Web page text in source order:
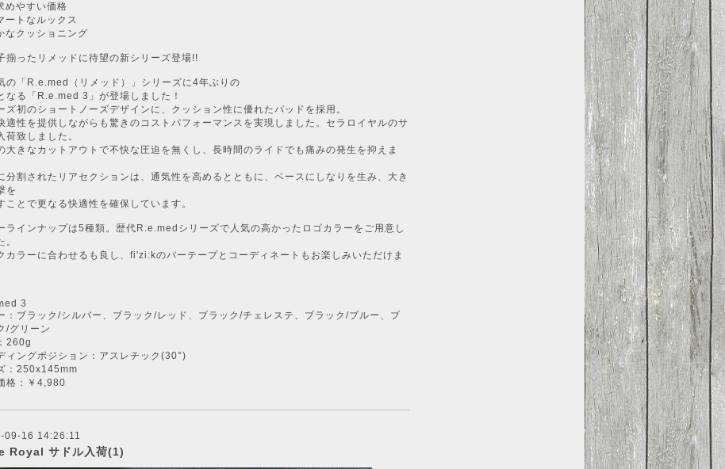
めやすい価格
ートなルックス
なクッショニング
揃ったリメッドに待望の新シリーズ登場!!
の「R.e.med（リメッド）」シリーズに4年ぶりの
なる「R.e.med 3」が登場しました！
ズ初のショートノーズデザインに、クッション性に優れたパッドを採用。
適性を提供しながらも驚きのコストパフォーマンスを実現しました。セラロイヤルのサ
荷致しました。
大きなカットアウトで不快な圧迫を無くし、長時間のライドでも痛みの発生を抑えま
分割されたリアセクションは、通気性を高めるとともに、ベースにしなりを生み、大き
を
ことで更なる快適性を確保しています。
ラインナップは5種類。歴代R.e.medシリーズで人気の高かったロゴカラーをご用意し
。
カラーに合わせるも良し、fi'zi:kのバーテープとコーディネートもお楽しみいただけま
3
：ブラック/シルバー、ブラック/レッド、ブラック/チェレステ、ブラック/ブルー、ブ
/グリーン
260g
ィングポジション：アスレチック(30°)
：250x145mm
格：￥4,980
09-16 14:26:11
Royal サドル入荷(1)